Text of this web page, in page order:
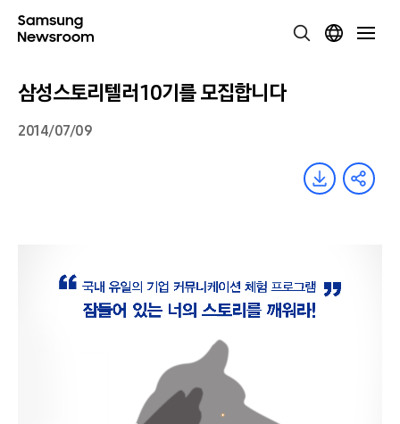
삼성스토리텔러 10기를 모집합니다
2014/07/09